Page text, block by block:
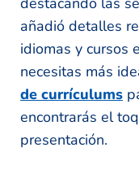
añadió detalles
idiomas y cursos
necesitas más
de currículums
encontrarás el
presentación.